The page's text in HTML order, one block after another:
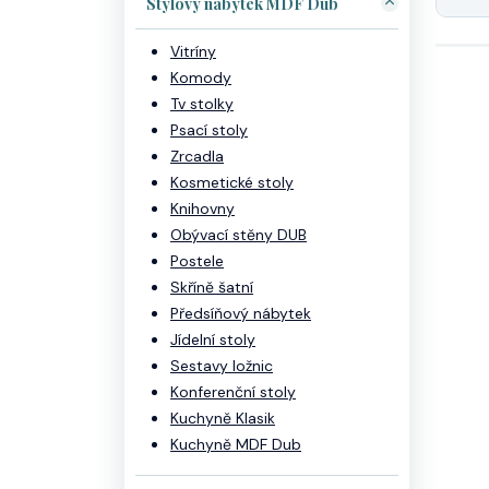
Vitríny
Komody
Tv stolky
Psací stoly
Zrcadla
Kosmetické stoly
Knihovny
Obývací stěny DUB
Postele
Skříně šatní
Předsíňový nábytek
Jídelní stoly
Sestavy ložnic
Konferenční stoly
Kuchyně Klasik
Kuchyně MDF Dub